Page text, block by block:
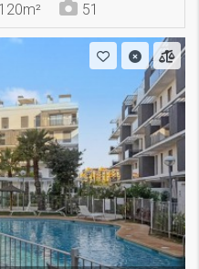
120m² 51